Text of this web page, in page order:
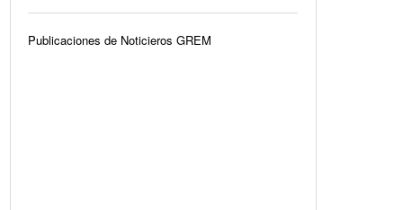
Publicaciones de Noticieros GREM